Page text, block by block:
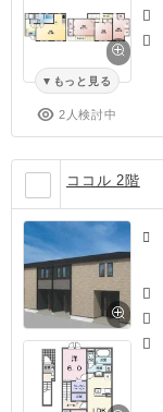
もっと見る
2人検討中
ココル 2階